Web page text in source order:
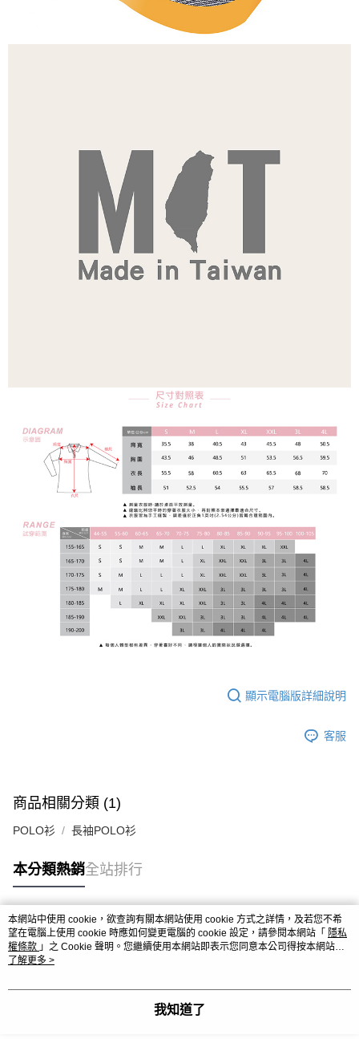
顯示電腦版詳細說明
客服
商品相關分類 (1)
POLO衫 長袖POLO衫
本分類熱銷全站排行
熱門標籤
本網站中使用 cookie，欲查詢有關本網站使用 cookie 方式之詳情，及若您不希
望在電腦上使用 cookie 時應如何變更電腦的 cookie 設定，請參閱本網站「 隱私
權條款 」之 Cookie 聲明。您繼續使用本網站即表示您同意本公司得按本網站使
用條款之 Cookie 聲明使用 cookie。
了解更多 >
我知道了